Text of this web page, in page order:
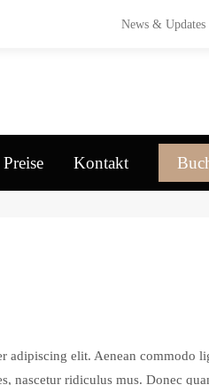
News & Updates
Preise Kontakt
adipiscing elit. Aenean commodo
nascetur ridiculus mus. Donec